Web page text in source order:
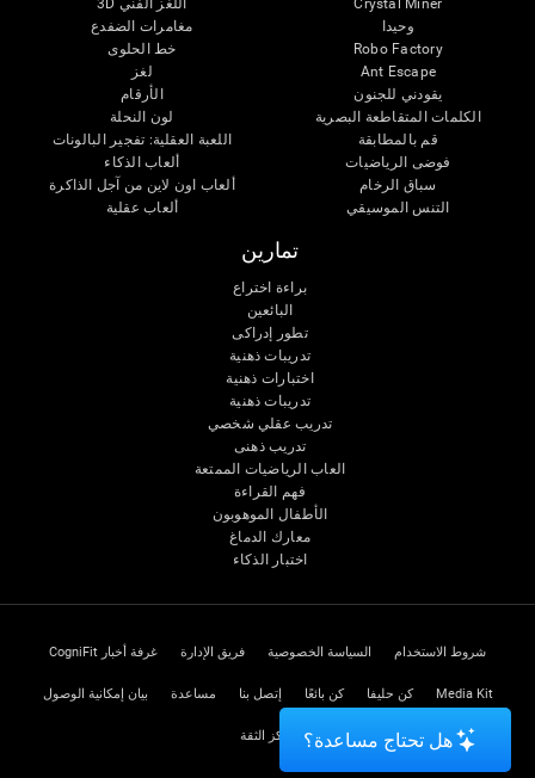
Crystal Miner
وحيدا
Robo Factory
Ant Escape
يقودني للجنون
الكلمات المتقاطعة البصرية
قم بالمطابقة
فوضى الرياضيات
سباق الرخام
التنس الموسيقي
اللغز الفني 3D
مغامرات الضفدع
خط الحلوى
لغز
الأرقام
لون النحلة
اللعبة العقلية: تفجير البالونات
ألعاب الذكاء
ألعاب اون لاين من آجل الذاكرة
ألعاب عقلية
تمارين
براءة اختراع
البائعين
تطور إدراكى
تدريبات ذهنية
اختبارات ذهنية
تدريبات ذهنية
تدريب عقلي شخصي
تدريب ذهنى
العاب الرياضيات الممتعة
فهم القراءة
الأطفال الموهوبون
معارك الدماغ
اختبار الذكاء
شروط الاستخدام السياسة الخصوصية فريق الإدارة غرفة أخبار CogniFit
Media Kit كن حليفا كن بائعًا إتصل بنا مساعدة بيان إمكانية الوصول
مركز الثقة هل تحتاج مساعدة؟